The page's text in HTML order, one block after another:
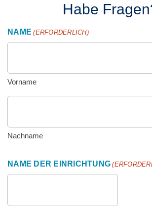
Habe
NAME (ERFORDERLICH)
Vorname
Nachname
NAME DER EINRICHTUNG